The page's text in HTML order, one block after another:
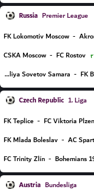
Russia Premier League
FK Lokomotiv Moscow -
CSKA Moscow - FC Rostov
PFK Kryliya Sovetov Samara - FK
Czech Republic 1. Liga
FK Teplice - FC Viktoria Plzen
FK Mlada Boleslav - AC
FC Trinity Zlín - Bohemians
Austria Bundesliga